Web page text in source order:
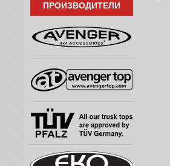
ПРОИЗВОДИТЕЛИ